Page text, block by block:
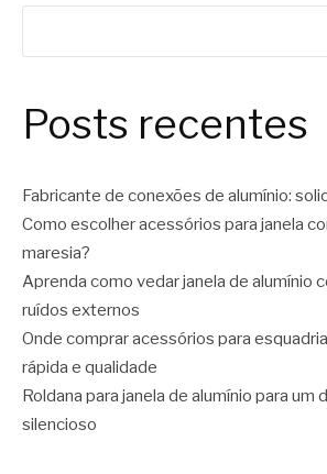
Posts recentes
Fabricante de conexões de alumínio:
Como escolher acessórios para janela
maresia?
Aprenda como vedar janela de alumínio
ruídos externos
Onde comprar acessórios para
rápida e qualidade
Roldana para janela de alumínio para um
silencioso